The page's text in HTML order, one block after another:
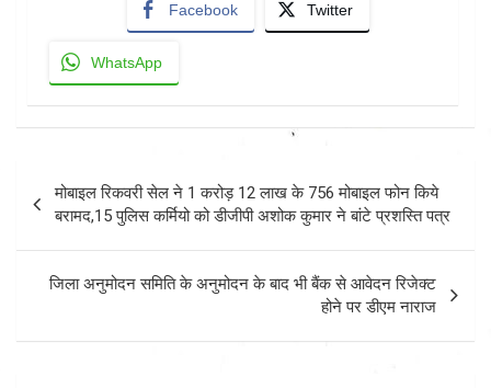
Facebook Twitter
WhatsApp
Post
navigation
मोबाइल रिकवरी सेल ने 1 करोड़ 12 लाख के 756 मोबाइल फोन किये
बरामद,15 पुलिस कर्मियो को डीजीपी अशोक कुमार ने बांटे प्रशस्ति पत्र
जिला अनुमोदन समिति के अनुमोदन के बाद भी बैंक से आवेदन रिजेक्ट
होने पर डीएम नाराज